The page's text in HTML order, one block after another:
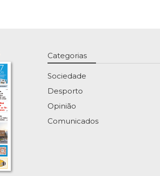
Categorias
Sociedade
Desporto
Opinião
Comunicados